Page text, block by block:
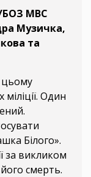
МВС
Музичка,
та
цьому
Один
Білого».
за викликом
його смерть.